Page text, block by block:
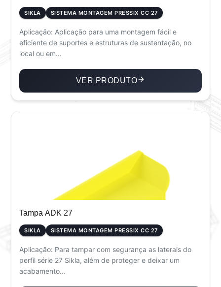
SIKLA SISTEMA MONTAGEM PRESSIX CC 27
Aplicação: Aplicação para uma montagem fácil e
eficiente de suportes e estruturas de sustentação, no
local ou em...
VER PRODUTO
Tampa ADK 27
SIKLA SISTEMA MONTAGEM PRESSIX CC 27
Aplicação: Para tampar com segurança as laterais do
perfil série 27 Sikla, além de proteger e deixar um
acabamento...